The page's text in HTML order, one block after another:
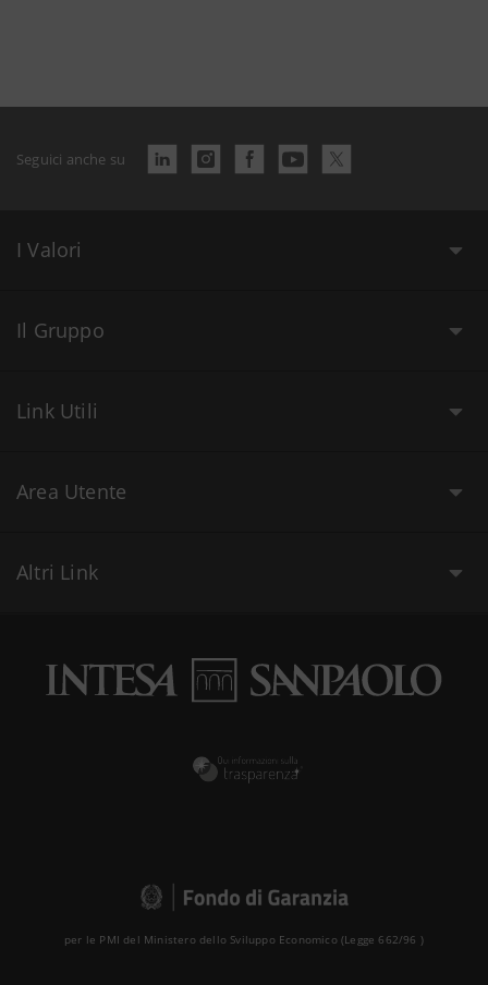
Seguici anche su
I Valori
Il Gruppo
Link Utili
Area Utente
Altri Link
per le PMI del Ministero dello Sviluppo Economico (Legge 662/96 )